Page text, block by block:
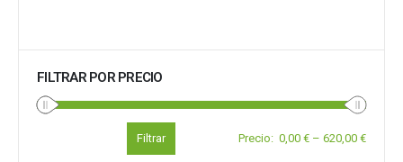
FILTRAR POR PRECIO
Filtrar Precio: 0,00 € – 620,00 €